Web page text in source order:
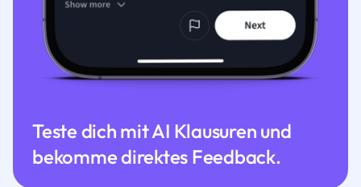
Teste dich mit AI Klausuren und
bekomme direktes Feedback.